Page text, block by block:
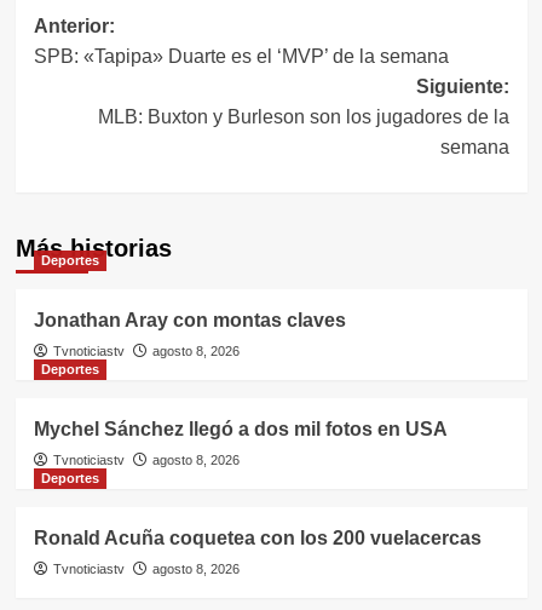
Navegación
de
entradas
Anterior:
SPB: «Tapipa» Duarte es el ‘MVP’ de la semana
Siguiente:
MLB: Buxton y Burleson son los jugadores de la
semana
Más historias
Deportes
Jonathan Aray con montas claves
Tvnoticiastv
agosto 8, 2026
Deportes
Mychel Sánchez llegó a dos mil fotos en USA
Tvnoticiastv
agosto 8, 2026
Deportes
Ronald Acuña coquetea con los 200 vuelacercas
Tvnoticiastv agosto 8, 2026